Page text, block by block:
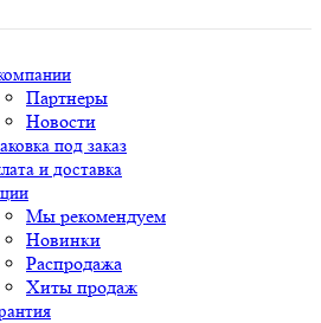
Партнеры
Новости
под заказ
и доставка
Мы рекомендуем
Новинки
Распродажа
Хиты продаж